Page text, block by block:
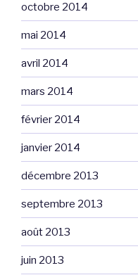
octobre 2014
mai 2014
avril 2014
mars 2014
février 2014
janvier 2014
décembre 2013
septembre 2013
août 2013
juin 2013